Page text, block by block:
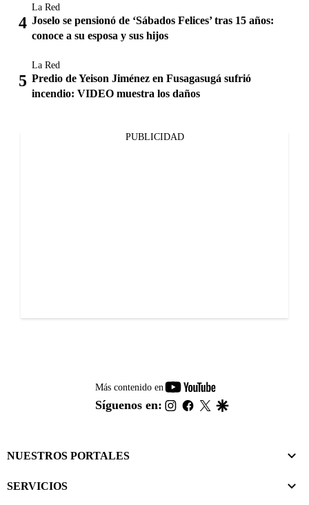
La Red
Joselo se pensionó de ‘Sábados Felices’ tras 15 años:
conoce a su esposa y sus hijos
La Red
Predio de Yeison Jiménez en Fusagasugá sufrió
incendio: VIDEO muestra los daños
PUBLICIDAD
Más contenido en
youtube-
footer
Síguenos en: instagram
facebook
twitter
NUESTROS PORTALES
SERVICIOS